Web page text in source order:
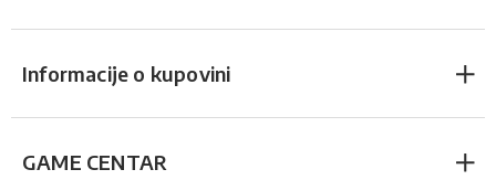
Informacije o kupovini
GAME CENTAR